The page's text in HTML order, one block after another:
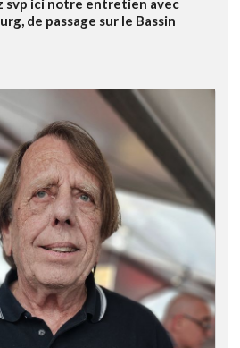
svp ici notre entretien avec
de passage sur le Bassin